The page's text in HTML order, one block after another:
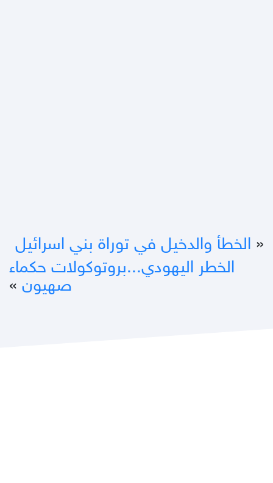
« الخطأ والدخيل في توراة بني اسرائيل
الخطر اليهودي...بروتوكولات حكماء
صهيون »